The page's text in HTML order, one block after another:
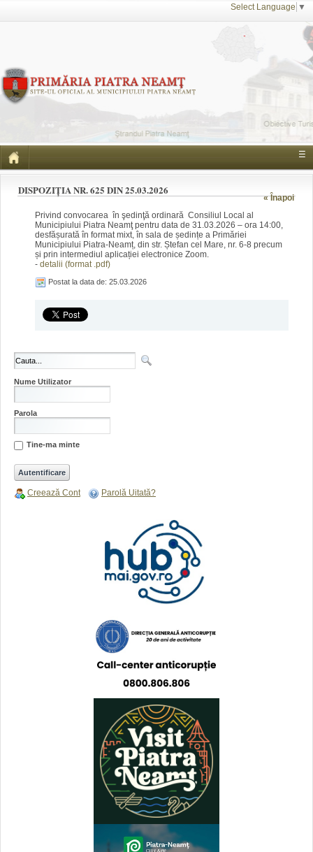
Select Language ▼
☰
« Înapoi
DISPOZIȚIA NR. 625 DIN 25.03.2026
Privind convocarea în şedinţă ordinară Consiliul Local al
Municipiului Piatra Neamţ pentru data de 31.03.2026 – ora 14:00,
desfășurată în format mixt, în sala de ședințe a Primăriei
Municipiului Piatra-Neamț, din str. Ștefan cel Mare, nr. 6-8 precum
și prin intermediul aplicației electronice Zoom.
- detalii (format .pdf)
Postat la data de: 25.03.2026
Nume Utilizator
Parola
Tine-ma minte
Creează Cont Parolă Uitată?